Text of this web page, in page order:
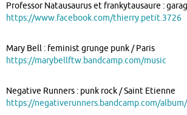
Professor Natausaurus et frankytausaure :
https://www.facebook.com/thierry.petit.3726
Mary Bell : feminist grunge punk / Paris
https://marybellftw.bandcamp.com/music
Negative Runners : punk rock / Saint Etienne
https://negativerunners.bandcamp.com/